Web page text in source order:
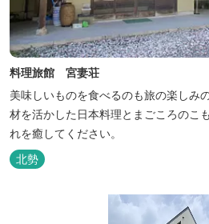
料理旅館 宮妻荘
美味しいものを食べるのも旅の楽しみ
材を活かした日本料理とまごころのこ
れを癒してください。
北勢